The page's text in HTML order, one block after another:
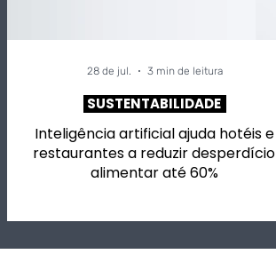
Inteligência artificial ajuda hotéis e
restaurantes a reduzir desperdício
alimentar até 60%
SUSTENTABILIDADE
28 de jul. 3 min de leitura